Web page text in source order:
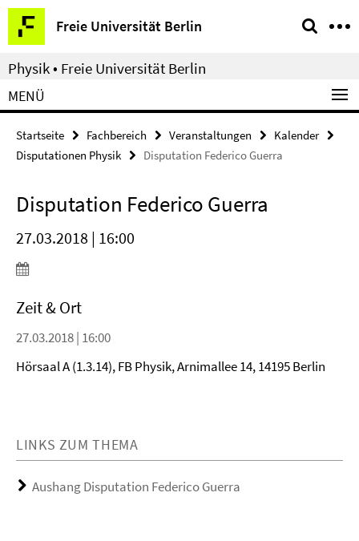
Springe
direkt
zu
Inhalt
Freie Universität Berlin
Service-
Navigation
Physik • Freie Universität Berlin
MENÜ
Startseite Fachbereich Veranstaltungen
Kalender
Disputationen Physik
Disputation Federico Guerra
Disputation Federico Guerra
27.03.2018 | 16:00
Zeit & Ort
27.03.2018 | 16:00
Hörsaal A (1.3.14), FB Physik, Arnimallee 14, 14195 Berlin
LINKS ZUM THEMA
Aushang Disputation Federico Guerra